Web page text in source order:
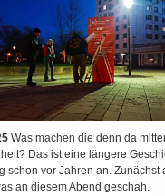
Was machen die denn da
Das ist eine längere
schon vor Jahren an. Zunächst
an diesem Abend geschah.